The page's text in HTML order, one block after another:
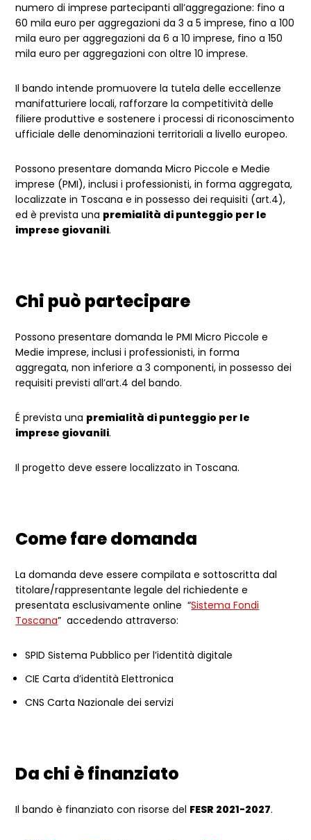
numero di imprese partecipanti all’aggregazione: fino a
60 mila euro per aggregazioni da 3 a 5 imprese, fino a 100
mila euro per aggregazioni da 6 a 10 imprese, fino a 150
mila euro per aggregazioni con oltre 10 imprese.
Il bando intende promuovere la tutela delle eccellenze
manifatturiere locali, rafforzare la competitività delle
filiere produttive e sostenere i processi di riconoscimento
ufficiale delle denominazioni territoriali a livello europeo.
Possono presentare domanda Micro Piccole e Medie
imprese (PMI), inclusi i professionisti, in forma aggregata,
localizzate in Toscana e in possesso dei requisiti (art.4),
ed è prevista una premialità di punteggio per le
imprese giovanili.
Chi può partecipare
Possono presentare domanda le PMI Micro Piccole e
Medie imprese, inclusi i professionisti, in forma
aggregata, non inferiore a 3 componenti, in possesso dei
requisiti previsti all’art.4 del bando.
É prevista una premialità di punteggio per le
imprese giovanili.
Il progetto deve essere localizzato in Toscana.
Come fare domanda
La domanda deve essere compilata e sottoscritta dal
titolare/rappresentante legale del richiedente e
presentata esclusivamente online “Sistema Fondi
Toscana” accedendo attraverso:
SPID Sistema Pubblico per l’identità digitale
CIE Carta d’identità Elettronica
CNS Carta Nazionale dei servizi
Da chi è finanziato
Il bando è finanziato con risorse del FESR 2021-2027.